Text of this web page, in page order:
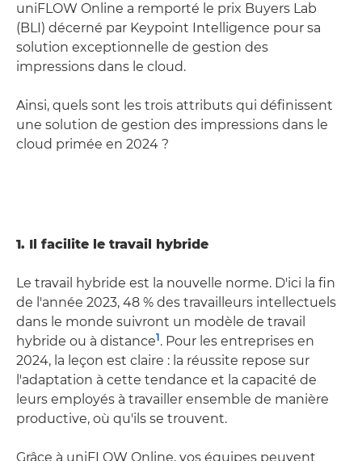
uniFLOW Online a remporté le prix Buyers Lab
(BLI) décerné par Keypoint Intelligence pour sa
solution exceptionnelle de gestion des
impressions dans le cloud.
Ainsi, quels sont les trois attributs qui définissent
une solution de gestion des impressions dans le
cloud primée en 2024 ?
1. Il facilite le travail hybride
Le travail hybride est la nouvelle norme. D'ici la fin
de l'année 2023, 48 % des travailleurs intellectuels
dans le monde suivront un modèle de travail
hybride ou à distance1. Pour les entreprises en
2024, la leçon est claire : la réussite repose sur
l'adaptation à cette tendance et la capacité de
leurs employés à travailler ensemble de manière
productive, où qu'ils se trouvent.
Grâce à uniFLOW Online, vos équipes peuvent